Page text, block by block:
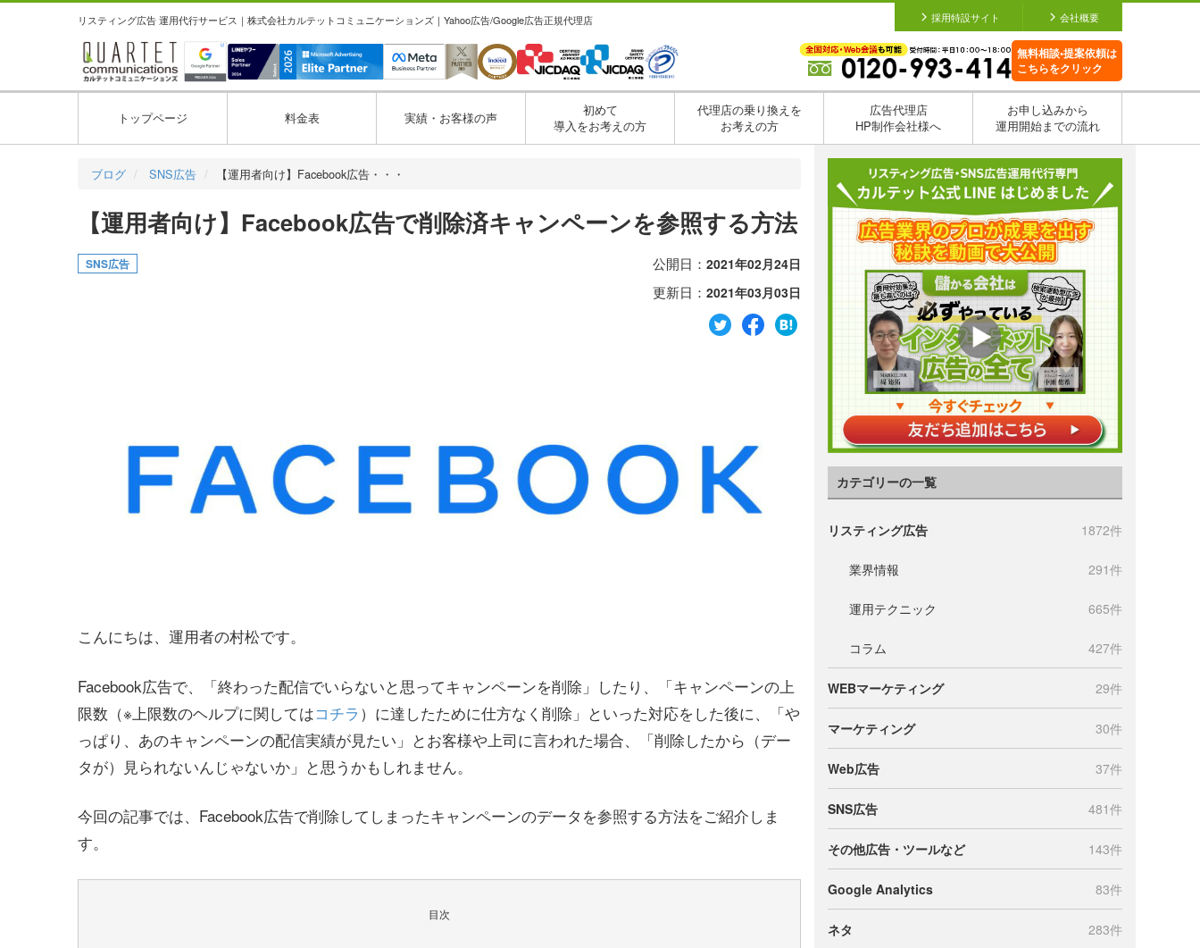
リスティング広告 運用代行サービス｜株式会社カルテットコミュニケーションズ｜Yahoo広告/Google広告正規代理店 採用特設サイト 会社概要
無料相談•提案依頼は
こちらをクリック
トップページ 料金表 実績・お客様の声
初めて
導入をお考えの方
代理店の乗り換えを
お考えの方
広告代理店
HP制作会社様へ
お申し込みから
運用開始までの流れ
ブログ SNS広告 【運用者向け】Facebook広告・・・
【運用者向け】Facebook広告で削除済キャンペーンを参照する方法
SNS広告 公開日： 2021年02月24日
更新日： 2021年03月03日
こんにちは、運用者の村松です。
Facebook広告で、「終わった配信でいらないと思ってキャンペーンを削除」したり、「キャンペーンの上
限数（※上限数のヘルプに関してはコチラ ）に達したために仕方なく削除」といった対応をした後に、「や
っぱり、あのキャンペーンの配信実績が見たい」とお客様や上司に言われた場合、「削除したから（デー
タが）見られないんじゃないか」と思うかもしれません。
今回の記事では、Facebook広告で削除してしまったキャンペーンのデータを参照する方法をご紹介しま
す。
目次
カテゴリーの一覧
リスティング広告 1872件
業界情報 291件
運用テクニック 665件
コラム 427件
WEBマーケティング 29件
マーケティング 30件
Web広告 37件
SNS広告 481件
その他広告・ツールなど 143件
Google Analytics 83件
ネタ 283件